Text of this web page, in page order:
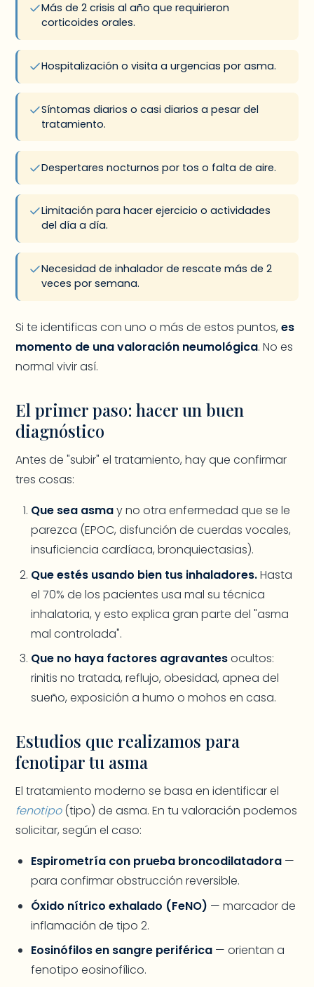
Más de 2 crisis al año que requirieron
corticoides orales.
Hospitalización o visita a urgencias por asma.
Síntomas diarios o casi diarios a pesar del
tratamiento.
Despertares nocturnos por tos o falta de aire.
Limitación para hacer ejercicio o actividades
del día a día.
Necesidad de inhalador de rescate más de 2
veces por semana.
Si te identificas con uno o más de estos puntos,es
momento de una valoración neumológica. No es
normal vivir así.
El primer paso: hacer un buen
diagnóstico
Antes de "subir" el tratamiento, hay que confirmar
tres cosas:
Que sea asmay no otra enfermedad que se le
parezca (EPOC, disfunción de cuerdas vocales,
insuficiencia cardíaca, bronquiectasias).
Que estés usando bien tus inhaladores.Hasta
el 70% de los pacientes usa mal su técnica
inhalatoria, y esto explica gran parte del "asma
mal controlada".
Que no haya factores agravantesocultos:
rinitis no tratada, reflujo, obesidad, apnea del
sueño, exposición a humo o mohos en casa.
Estudios que realizamos para
fenotipar tu asma
El tratamiento moderno se basa en identificar el
fenotipo(tipo) de asma. En tu valoración podemos
solicitar, según el caso:
Espirometría con prueba broncodilatadora—
para confirmar obstrucción reversible.
Óxido nítrico exhalado (FeNO) — marcador de
inflamación de tipo 2.
Eosinófilos en sangre periférica— orientan a
fenotipo eosinofílico.